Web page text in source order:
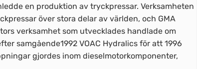
en produktion av tryckpressar. Verksamheten
över stora delar av världen, och GMA
verksamhet som utvecklades handlade om
samgående1992 VOAC Hydralics för att 1996
gjordes inom dieselmotorkomponenter,